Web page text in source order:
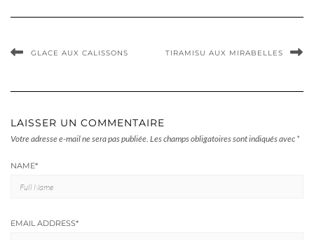
GLACE AUX CALISSONS TIRAMISU AUX MIRABELLES
LAISSER UN COMMENTAIRE
Votre adresse e-mail ne sera pas publiée. Les champs obligatoires sont indiqués avec *
NAME*
EMAIL ADDRESS*